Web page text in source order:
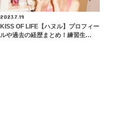
2023.7.19
KISS OF LIFE【ハヌル】プロフィー
ルや過去の経歴まとめ！練習生…